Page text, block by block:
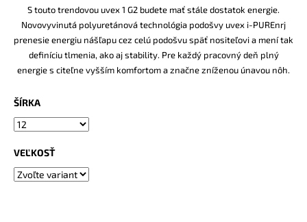
S touto trendovou uvex 1 G2 budete mať stále dostatok energie.
Novovyvinutá polyuretánová technológia podošvy uvex i-PUREnrj
prenesie energiu nášľapu cez celú podošvu späť nositeľovi a mení tak
definíciu tlmenia, ako aj stability. Pre každý pracovný deň plný
energie s citeľne vyšším komfortom a značne zníženou únavou nôh.
ŠÍRKA
VEĽKOSŤ
ú
a
e
OBUV
2